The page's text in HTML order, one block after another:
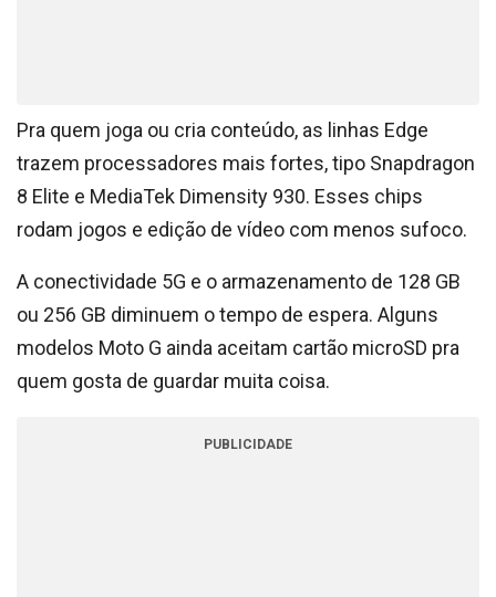
Pra quem joga ou cria conteúdo, as linhas Edge
trazem processadores mais fortes, tipo Snapdragon
8 Elite e MediaTek Dimensity 930. Esses chips
rodam jogos e edição de vídeo com menos sufoco.
A conectividade 5G e o armazenamento de 128 GB
ou 256 GB diminuem o tempo de espera. Alguns
modelos Moto G ainda aceitam cartão microSD pra
quem gosta de guardar muita coisa.
PUBLICIDADE